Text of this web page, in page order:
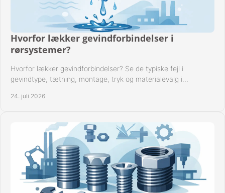
Hvorfor lækker gevindforbindelser i
rørsystemer?
Hvorfor lækker gevindforbindelser? Se de typiske fejl i
gevindtype, tætning, montage, tryk og materialevalg i
24. juli 2026